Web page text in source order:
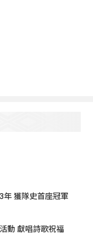
年 獲隊史首座冠軍
動 獻唱詩歌祝福